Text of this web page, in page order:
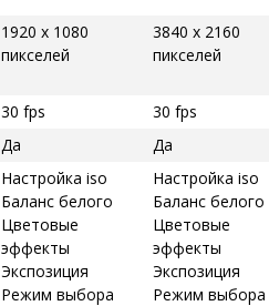
1920 x 1080
пикселей
3840 x 2160
пикселей
30 fps
30 fps
Да
Да
Настройка iso
Баланс белого
Цветовые
эффекты
Экспозиция
Режим выбора
Настройка iso
Баланс белого
Цветовые
эффекты
Экспозиция
Режим выбора